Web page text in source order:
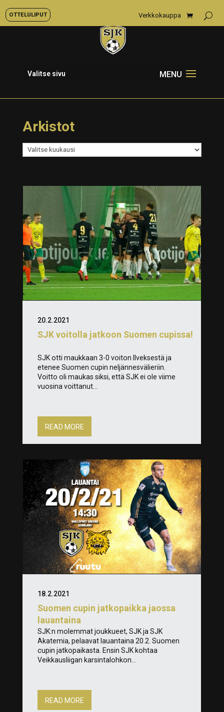
OTTELULIPUT Verkkokauppa
Valitse sivu
Arkistot
Arkistot
SJK voitolla jatkoon Suomen cupissa!
20.2.2021
SJK otti maukkaan 3-0 voiton Ilveksestä ja
etenee Suomen cupin neljännesvälieriin.
Voitto oli maukas siksi, että SJK ei ole viime
vuosina voittanut...
READ MORE
Suomen cupin jatkopaikka jaossa
lauantaina
18.2.2021
SJK:n molemmat joukkueet, SJK ja SJK
Akatemia, pelaavat lauantaina 20.2. Suomen
cupin jatkopaikasta. Ensin SJK kohtaa
Veikkausliigan karsintalohkon...
READ MORE